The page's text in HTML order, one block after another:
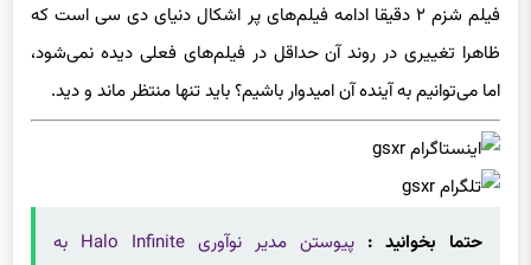
فیلم شزم ۲ دقیقا ادامه فیلم‌های پر اشکال دنیای دی سی است که
ظاهرا تغییری در روند آن حداقل در فیلم‌های فعلی دیده نمی‌شود،
اما می‌توانیم به آینده آن امیدوار باشیم؟ باید تنها منتظر ماند و دید.
حتما بخوانید :
پیوستن مدیر نوآوری Halo Infinite به